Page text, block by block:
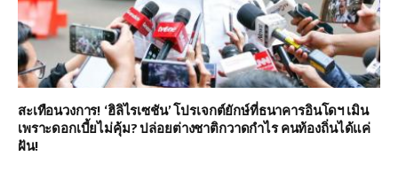
สะเทือนวงการ! ‘ฮิลิไรเซชัน’ โปรเจกต์ยักษ์ที่ธนาคารอินโดฯ เมิน
เพราะดอกเบี้ยไม่คุ้ม? ปล่อยต่างชาติกวาดกำไร คนท้องถิ่นได้แค่
ฝัน!